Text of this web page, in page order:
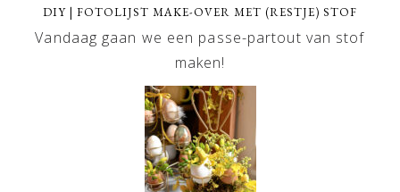
DIY | FOTOLIJST MAKE-OVER MET (RESTJE) STOF
Vandaag gaan we een passe-partout van stof
maken!